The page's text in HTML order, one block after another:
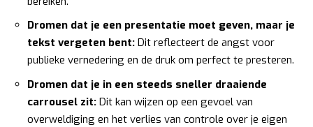
Dromen dat je een presentatie moet geven, maar je
tekst vergeten bent: Dit reflecteert de angst voor
publieke vernedering en de druk om perfect te presteren.
Dromen dat je in een steeds sneller draaiende
carrousel zit: Dit kan wijzen op een gevoel van
overweldiging en het verlies van controle over je eigen